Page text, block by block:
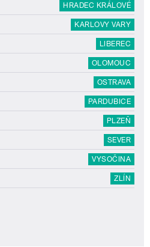
HRADEC KRÁLOVÉ
KARLOVY VARY
LIBEREC
OLOMOUC
OSTRAVA
PARDUBICE
PLZEŇ
SEVER
VYSOČINA
ZLÍN